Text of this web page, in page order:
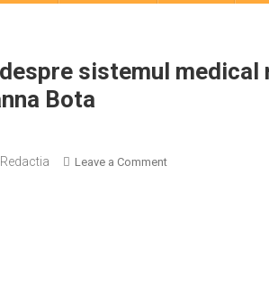
sistemul
Bota
Redactia Leave a Commenton